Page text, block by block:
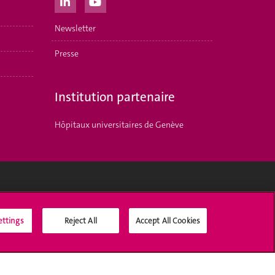
Newsletter
Presse
Institution partenaire
Hôpitaux universitaires de Genève
Reject All Accept All Cookies